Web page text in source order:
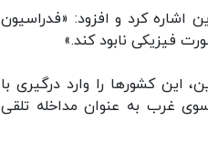
اشاره کرد و افزود: «فدراسیون
فیزیکی نابود کند.»
این کشورها را وارد درگیری با
غرب به عنوان مداخله تلقی